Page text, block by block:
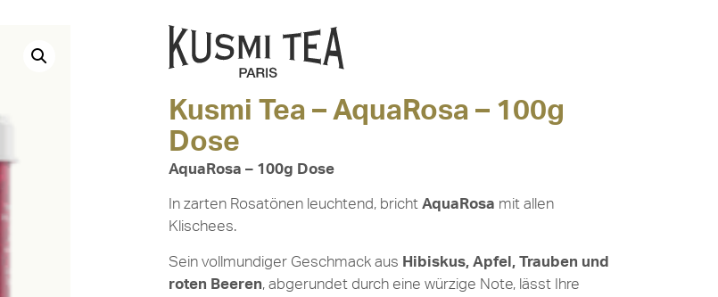
Kusmi Tea – AquaRosa – 100g
Dose
AquaRosa – 100g Dose
In zarten Rosatönen leuchtend, bricht AquaRosa mit allen
Klischees.
Sein vollmundiger Geschmack aus Hibiskus, Apfel, Trauben und
roten Beeren, abgerundet durch eine würzige Note, lässt Ihre